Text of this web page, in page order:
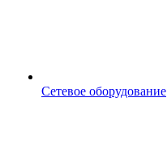
Сетевое оборудование